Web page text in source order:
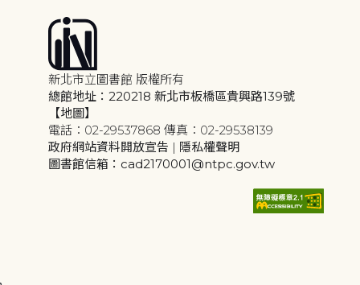
新北市立圖書館 版權所有
總館地址：220218 新北市板橋區貴興路139號
【地圖】
電話：02-29537868 傳真：02-29538139
政府網站資料開放宣告 | 隱私權聲明
圖書館信箱：cad2170001@ntpc.gov.tw